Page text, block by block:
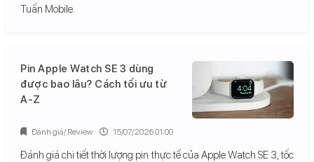
Tuấn Mobile.
Pin Apple Watch SE 3 dùng
được bao lâu? Cách tối ưu từ
A-Z
Đánh giá chi tiết thời lượng pin thực tế của Apple Watch SE 3, tốc
Đánh giá/ Review 15/07/2026 01:00